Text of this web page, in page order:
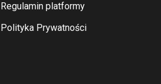
Regulamin platformy
Polityka Prywatności